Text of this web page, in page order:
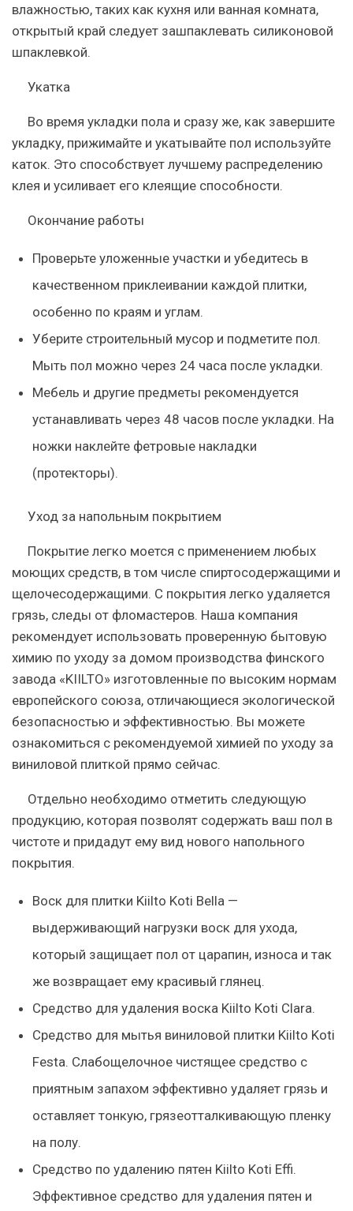
влажностью, таких как кухня или ванная комната,
открытый край следует зашпаклевать силиконовой
шпаклевкой.
Укатка
Во время укладки пола и сразу же, как завершите
укладку, прижимайте и укатывайте пол используйте
каток. Это способствует лучшему распределению
клея и усиливает его клеящие способности.
Окончание работы
Проверьте уложенные участки и убедитесь в
качественном приклеивании каждой плитки,
особенно по краям и углам.
Уберите строительный мусор и подметите пол.
Мыть пол можно через 24 часа после укладки.
Мебель и другие предметы рекомендуется
устанавливать через 48 часов после укладки. На
ножки наклейте фетровые накладки
(протекторы).
Уход за напольным покрытием
Покрытие легко моется с применением любых
моющих средств, в том числе спиртосодержащими и
щелочесодержащими. С покрытия легко удаляется
грязь, следы от фломастеров. Наша компания
рекомендует использовать проверенную бытовую
химию по уходу за домом производства финского
завода «KIILTO» изготовленные по высоким нормам
европейского союза, отличающиеся экологической
безопасностью и эффективностью. Вы можете
ознакомиться с рекомендуемой химией по уходу за
виниловой плиткой прямо сейчас.
Отдельно необходимо отметить следующую
продукцию, которая позволят содержать ваш пол в
чистоте и придадут ему вид нового напольного
покрытия.
Воск для плитки Kiilto Koti Bella —
выдерживающий нагрузки воск для ухода,
который защищает пол от царапин, износа и так
же возвращает ему красивый глянец.
Средство для удаления воска Kiilto Koti Clara.
Средство для мытья виниловой плитки Kiilto Koti
Festa. Слабощелочное чистящее средство с
приятным запахом эффективно удаляет грязь и
оставляет тонкую, грязеотталкивающую пленку
на полу.
Средство по удалению пятен Kiilto Koti Effi.
Эффективное средство для удаления пятен и